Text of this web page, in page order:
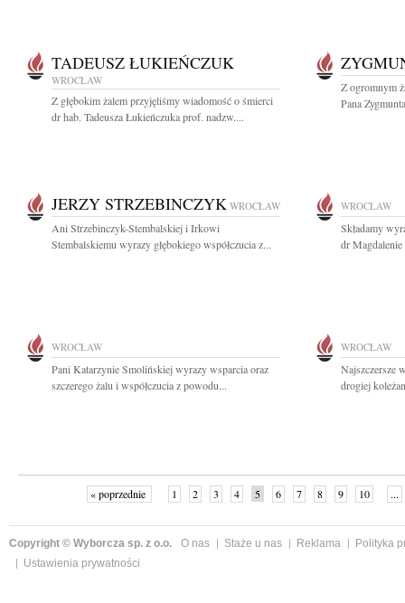
TADEUSZ ŁUKIEŃCZUK
WROCŁAW
Z głębokim żalem przyjęliśmy wiadomość o śmierci
dr hab. Tadeusza Łukieńczuka prof. nadzw....
Z ogromnym
Pana
JERZY STRZEBINCZYK WROCŁAW
Ani Strzebinczyk-Stembalskiej i Irkowi
Stembalskiemu wyrazy głębokiego współczucia z...
WROCŁAW
Składamy
dr
WROCŁAW
Pani Katarzynie Smolińskiej wyrazy wsparcia oraz
szczerego żalu i współczucia z powodu...
WROCŁAW
Najszczersze
drogiej
« poprzednie 1 2 3 4 5 6 7 8 9 10 ...
Copyright © Wyborcza sp. z o.o. O nas Staże u nas Reklama
Polityka
Ustawienia prywatności